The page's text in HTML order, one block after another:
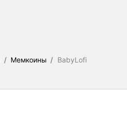
/ Мемкоины / BabyLofi